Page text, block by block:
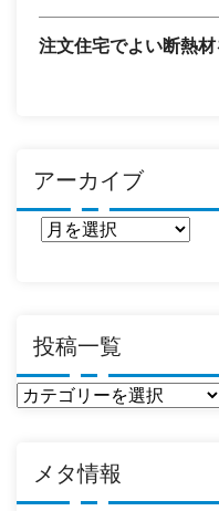
注文住宅でよい断熱
アーカイブ
投稿一覧
投
メタ情報